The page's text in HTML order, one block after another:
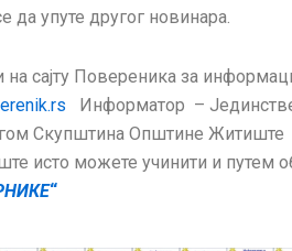
да упуте другог новинара.
сајту Повереника за
Информатор –
Скупштина Општине Житиште
исто можете учинити и путем
“